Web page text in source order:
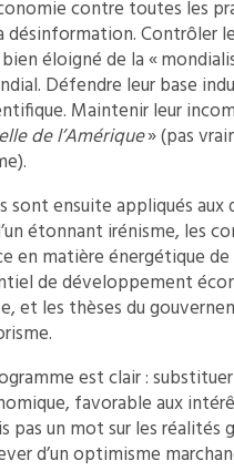
contre toutes les
désinformation. Contrôler
éloigné de la «
Défendre leur base
Maintenir leur
de l’Amérique» (pas
sont ensuite appliqués
étonnant irénisme, les
en matière énergétique
de développement
et les thèses du
est clair :
favorable aux
pas un mot sur les
d’un optimisme